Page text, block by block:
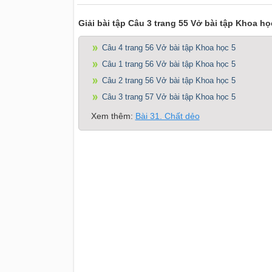
Giải bài tập Câu 3 trang 55 Vở bài tập Khoa
Câu 4 trang 56 Vở bài tập Khoa học 5
Câu 1 trang 56 Vở bài tập Khoa học 5
Câu 2 trang 56 Vở bài tập Khoa học 5
Câu 3 trang 57 Vở bài tập Khoa học 5
Xem thêm: Bài 31. Chất dẻo